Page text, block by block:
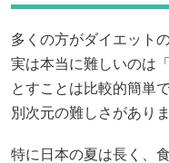
多くの方がダイエット
実は本当に難しいのは
とすことは比較的簡単
別次元の難しさがありま
特に日本の夏は長く、